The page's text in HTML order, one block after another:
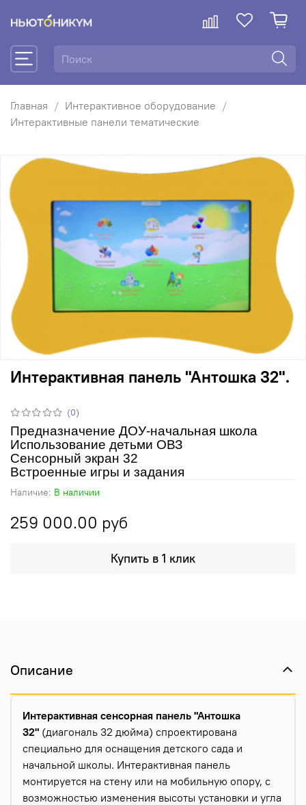
Главная
Интерактивное оборудование
Интерактивные панели тематические
(0)
Наличие: В наличии
Интерактивная панель "Антошка 32".
259 000.00 руб
Купить в 1 клик
Предназначение ДОУ-начальная школа
Использование детьми ОВЗ
Сенсорный экран 32
Встроенные игры и задания
Описание
Интерактивная сенсорная панель "Антошка
32" (диагональ 32 дюйма) спроектирована
специально для оснащения детского сада и
начальной школы. Интерактивная панель
монтируется на стену или на мобильную опору, с
возможностью изменения высоты установки и угла